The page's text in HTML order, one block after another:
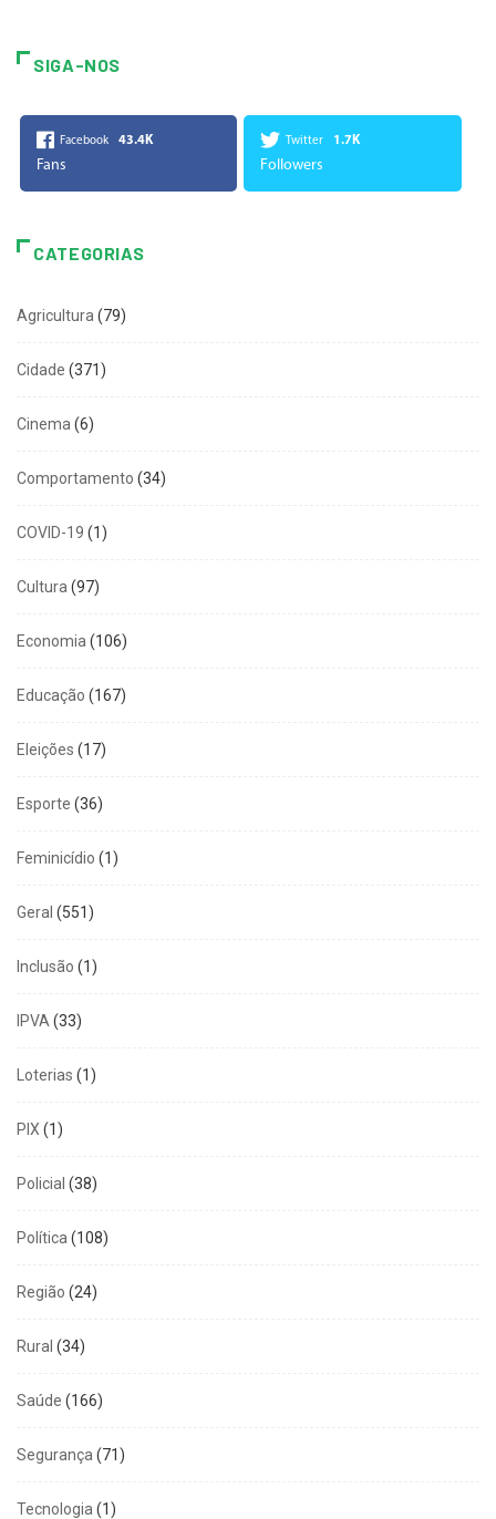
SIGA-NOS
Facebook 43.4K
Fans
Twitter 1.7K
Followers
CATEGORIAS
Agricultura (79)
Cidade (371)
Cinema (6)
Comportamento (34)
COVID-19 (1)
Cultura (97)
Economia (106)
Educação (167)
Eleições (17)
Esporte (36)
Feminicídio (1)
Geral (551)
Inclusão (1)
IPVA (33)
Loterias (1)
PIX (1)
Policial (38)
Política (108)
Região (24)
Rural (34)
Saúde (166)
Segurança (71)
Tecnologia (1)